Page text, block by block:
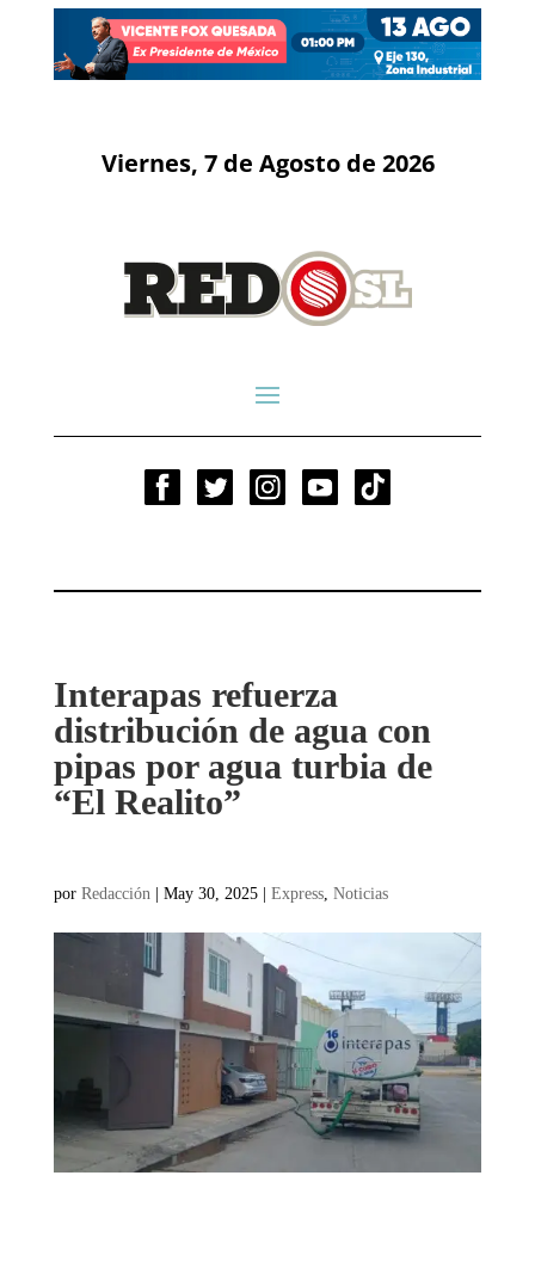
Viernes, 7 de Agosto de 2026
Interapas refuerza
distribución de agua con
pipas por agua turbia de
“El Realito”
por Redacción | May 30, 2025| Express, Noticias